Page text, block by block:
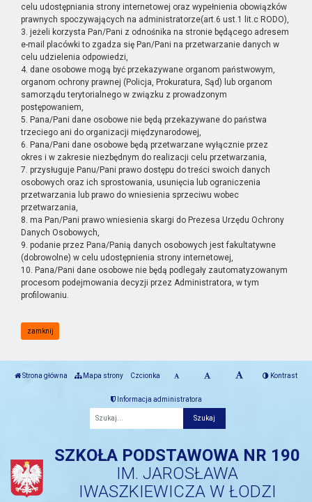
celu udostępniania strony internetowej oraz wypełnienia obowiązków
prawnych spoczywających na administratorze(art.6 ust.1 lit.c RODO),
3. jeżeli korzysta Pan/Pani z odnośnika na stronie będącego adresem
e-mail placówki to zgadza się Pan/Pani na przetwarzanie danych w
celu udzielenia odpowiedzi,
4. dane osobowe mogą być przekazywane organom państwowym,
organom ochrony prawnej (Policja, Prokuratura, Sąd) lub organom
samorządu terytorialnego w związku z prowadzonym
postępowaniem,
5. Pana/Pani dane osobowe nie będą przekazywane do państwa
trzeciego ani do organizacji międzynarodowej,
6. Pana/Pani dane osobowe będą przetwarzane wyłącznie przez
okres i w zakresie niezbędnym do realizacji celu przetwarzania,
7. przysługuje Panu/Pani prawo dostępu do treści swoich danych
osobowych oraz ich sprostowania, usunięcia lub ograniczenia
przetwarzania lub prawo do wniesienia sprzeciwu wobec
przetwarzania,
8. ma Pan/Pani prawo wniesienia skargi do Prezesa Urzędu Ochrony
Danych Osobowych,
9. podanie przez Pana/Panią danych osobowych jest fakultatywne
(dobrowolne) w celu udostępnienia strony internetowej,
10. Pana/Pani dane osobowe nie będą podlegały zautomatyzowanym
procesom podejmowania decyzji przez Administratora, w tym
profilowaniu.
zamknij
Strona główna Mapa strony Czcionka Kontrast
Informacja administratora
SZKOŁA PODSTAWOWA NR 190
IM. JAROSŁAWA
IWASZKIEWICZA W ŁODZI